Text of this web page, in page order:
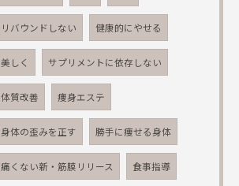
リバウンドしない 健康的にやせる
美しく サプリメントに依存しない
体質改善 痩身エステ
身体の歪みを正す 勝手に痩せる身体
痛くない新・筋膜リリース 食事指導